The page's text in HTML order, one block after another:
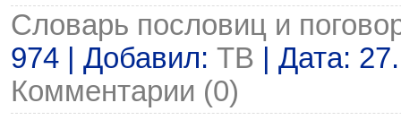
Словарь пословиц и
974 | Добавил: ТВ | Дата:
Комментарии (0)